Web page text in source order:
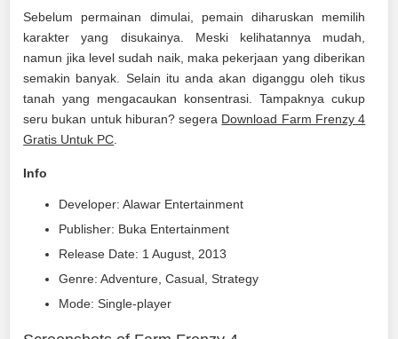
Sebelum permainan dimulai, pemain diharuskan memilih
karakter yang disukainya. Meski kelihatannya mudah,
namun jika level sudah naik, maka pekerjaan yang diberikan
semakin banyak. Selain itu anda akan diganggu oleh tikus
tanah yang mengacaukan konsentrasi. Tampaknya cukup
seru bukan untuk hiburan? segera Download Farm Frenzy 4
Gratis Untuk PC
Info
Developer: Alawar Entertainment
Publisher: Buka Entertainment
Release Date: 1 August, 2013
Genre: Adventure, Casual, Strategy
Mode: Single-player